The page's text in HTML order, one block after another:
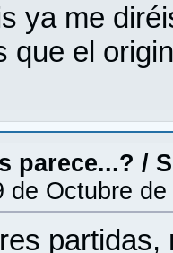
ya me
que el
parece...? /
de Octubre